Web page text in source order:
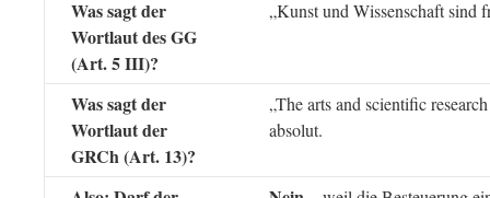
Was sagt der
Wortlaut des GG
(Art. 5 III)?
„Kunst und Wissenschaft sind
Was sagt der
Wortlaut der
GRCh (Art. 13)?
„The arts and scientific
absolut.